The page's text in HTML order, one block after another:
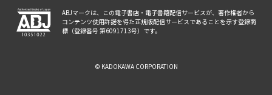
ABJマークは、この電子書店・電子書籍配信サービスが、著作権者から
コンテンツ使用許諾を得た正規版配信サービスであることを示す登録商
標（登録番号 第6091713号）です。
© KADOKAWA CORPORATION